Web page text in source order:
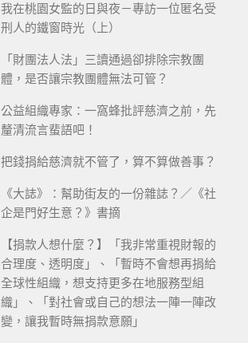
我在桃園女監的日與夜－專訪一位匿名受
刑人的鐵窗時光（上）
「財團法人法」三讀通過卻排除宗教團
體，是否讓宗教團體無法可管？
公益組織專家：一窩蜂批評慈濟之前，先
釐清流言蜚語吧！
把錢捐給慈濟就不管了，算不算做善事？
《大誌》：幫助街友的一份雜誌？／《社
企是門好生意？》書摘
【捐款人想什麼？】「我非常重視財報的
合理度、透明度」、「暫時不會想再捐給
全球性組織，想支持更多在地服務型組
織」、「對社會或自己的想法一陣一陣改
變，讓我暫時無捐款意願」